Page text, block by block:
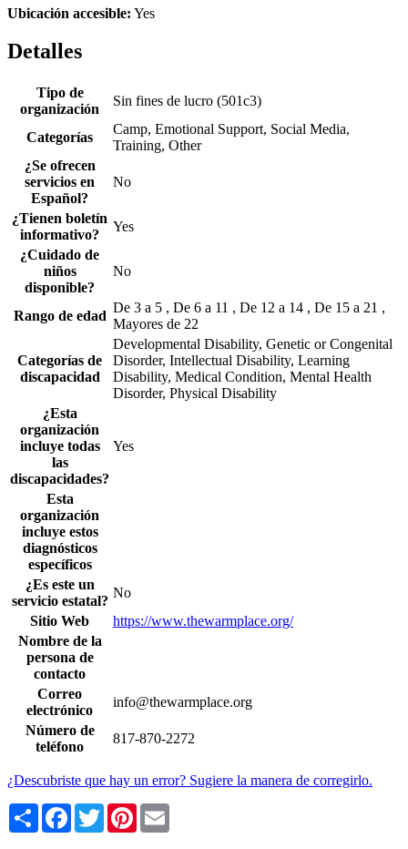
Ubicación accesible: Yes
Detalles
Tipo de
organización
Sin fines de lucro (501c3)
Categorías
Camp, Emotional Support, Social Media,
Training, Other
¿Se ofrecen
servicios en
Español?
No
¿Tienen boletín
informativo?
Yes
¿Cuidado de
niños
disponible?
No
Rango de edad
De 3 a 5 , De 6 a 11 , De 12 a 14 , De 15 a 21 ,
Mayores de 22
Categorías de
discapacidad
Developmental Disability, Genetic or Congenital
Disorder, Intellectual Disability, Learning
Disability, Medical Condition, Mental Health
Disorder, Physical Disability
¿Esta
organización
incluye todas
las
discapacidades?
Yes
Esta
organización
incluye estos
diagnósticos
específicos
¿Es este un
servicio estatal?
No
Sitio Web
https://www.thewarmplace.org/
Nombre de la
persona de
contacto
Correo
electrónico
info@thewarmplace.org
Número de
teléfono
817-870-2272
¿Descubriste que hay un error? Sugiere la manera de corregirlo.
Share Facebook
TwitterPinterest